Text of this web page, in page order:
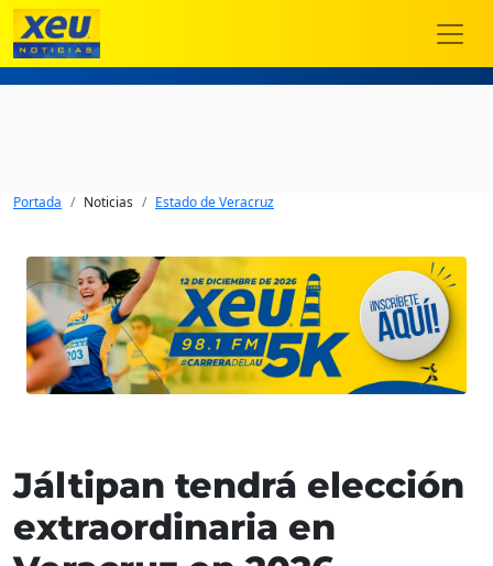
Portada Noticias Estado de Veracruz
Jáltipan tendrá elección
extraordinaria en